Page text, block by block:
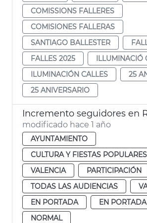
COMISSIONS FALLERES
COMISIONES FALLERAS
SANTIAGO BALLESTER
FALLES 2025
ILLUMINACIÓ
ILUMINACIÓN CALLES
25
25 ANIVERSARIO
modificado hace 1 año
AYUNTAMIENTO
CULTURA Y FIESTAS POPULARES
VALENCIA
PARTICIPACIÓN
TODAS LAS AUDIENCIAS
EN PORTADA
EN
NORMAL